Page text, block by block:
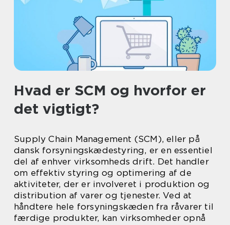
Hvad er SCM og hvorfor er
det vigtigt?
Supply Chain Management (SCM), eller på
dansk forsyningskædestyring, er en essentiel
del af enhver virksomheds drift. Det handler
om effektiv styring og optimering af de
aktiviteter, der er involveret i produktion og
distribution af varer og tjenester. Ved at
håndtere hele forsyningskæden fra råvarer til
færdige produkter, kan virksomheder opnå